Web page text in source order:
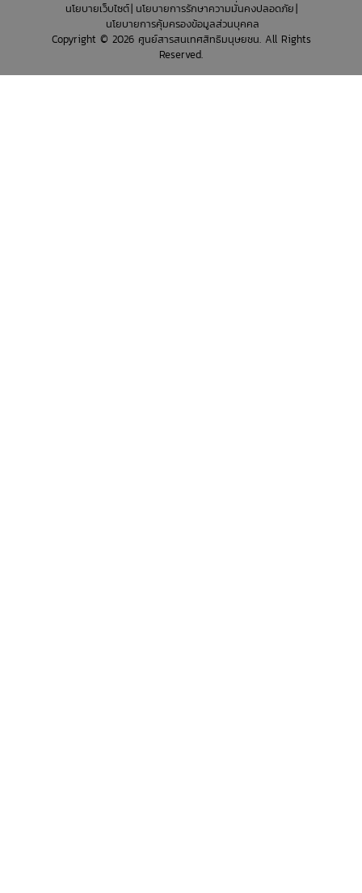
นโยบายเว็บไซต์ นโยบายการรักษาความมั่นคงปลอดภัย
นโยบายการคุ้มครองข้อมูลส่วนบุคคล
Copyright © 2026 ศูนย์สารสนเทศสิทธิมนุษยชน. All Rights
Reserved.